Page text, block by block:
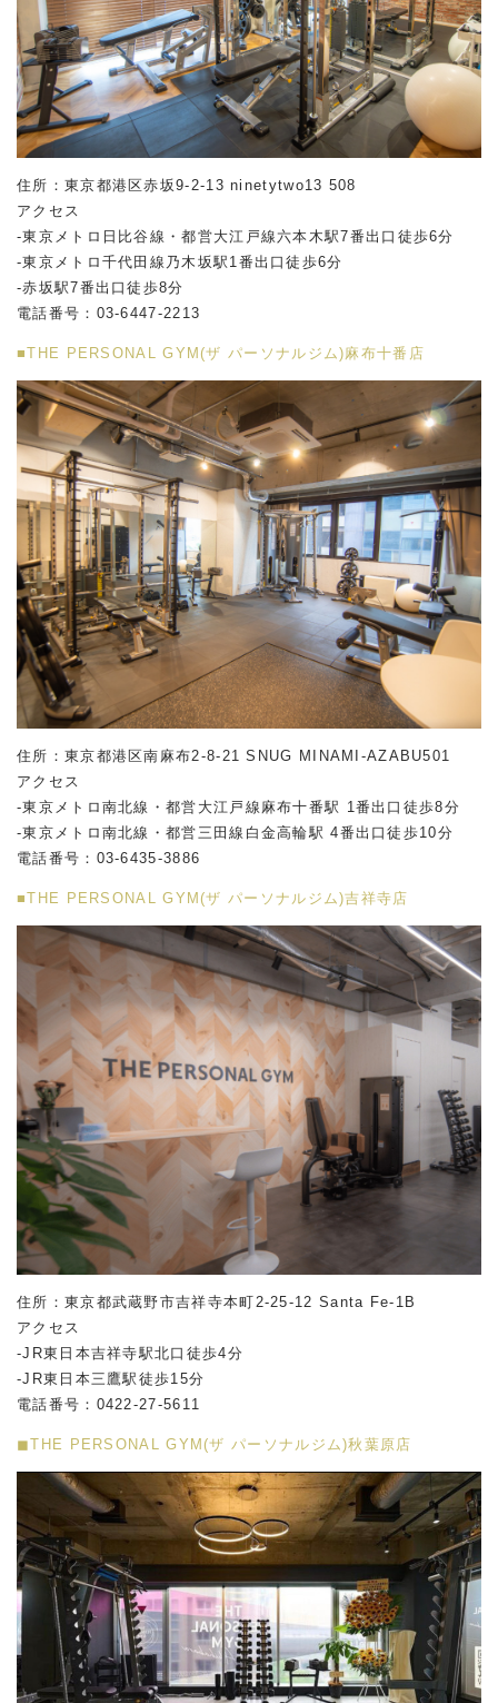
住所：東京都港区赤坂9-2-13 ninetytwo13 508
アクセス
-東京メトロ日比谷線・都営大江戸線六本木駅7番出口徒歩6分
-東京メトロ千代田線乃木坂駅 1 番出口徒歩6分
-赤坂駅7番出口徒歩8分
電話番号： 03-6447-2213
■THE PERSONAL GYM(ザ パーソナルジム)麻布十番店
住所：東京都港区南麻布2-8-21 SNUG MINAMI-AZABU501
アクセス
-東京メトロ南北線・都営大江戸線麻布十番駅 1番出口徒歩8分
-東京メトロ南北線・都営三田線白金高輪駅 4番出口徒歩10分
電話番号： 03-6435-3886
■THE PERSONAL GYM(ザ パーソナルジム)吉祥寺店
住所：東京都武蔵野市吉祥寺本町2-25-12 Santa Fe-1B
アクセス
-JR東日本吉祥寺駅北口徒歩4分
-JR東日本三鷹駅徒歩15分
電話番号：0422-27-5611
◼︎THE PERSONAL GYM(ザ パーソナルジム)秋葉原店